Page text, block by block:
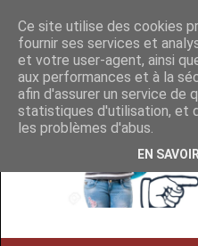
Ce site utilise des cookies
fournir ses services et
et votre user-agent, ainsi
aux performances et à la
afin d'assurer un service de
statistiques d'utilisation, et
les problèmes d'abus.
EN